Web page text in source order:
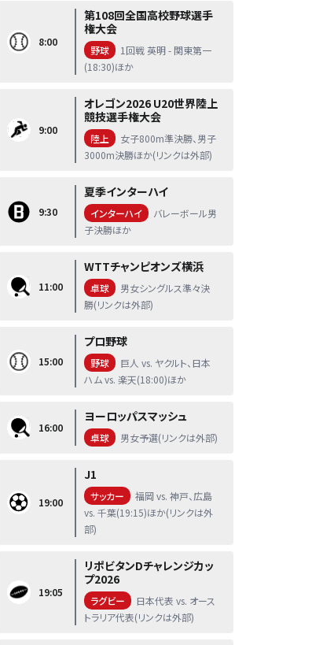
8:00
第108回全国高校野球選手
権大会
野球
1回戦 英明 - 関東第一
(18:30)ほか
9:00
オレゴン2026 U20世界陸上
競技選手権大会
陸上
女子800m準決勝、男子
3000m決勝ほか(リンクは外部)
9:30
夏季インターハイ
インターハイ
バレーボール男
子決勝ほか
11:00
WTTチャンピオンズ横浜
卓球
男女シングルス準々決
勝(リンクは外部)
15:00
プロ野球
野球
巨人 vs. ヤクルト、日本
ハム vs. 楽天(18:00)ほか
16:00
ヨーロッパスマッシュ
卓球 男女予選(リンクは外部)
19:00
J1
サッカー
福岡 vs. 神戸、広島
vs. 千葉(19:15)ほか(リンクは外
部)
19:05
リポビタンDチャレンジカッ
プ2026
ラグビー
日本代表 vs. オース
トラリア代表(リンクは外部)